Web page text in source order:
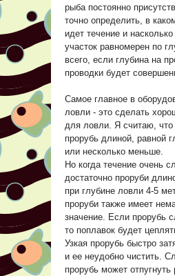
рыба постоянно
точно определить, в
идет течение и
участок равномерен по
всего, если глубина на
проводки будет
Самое главное в
ловли - это сделать
для ловли. Я считаю, что
прорубь длиной, равной
или несколько меньше.
Но когда течение очень
достаточно проруби
при глубине ловли 4-5
проруби также имеет
значение. Если прорубь
то поплавок будет
Узкая прорубь быстро
и ее неудобно чистить.
прорубь может отпугнуть